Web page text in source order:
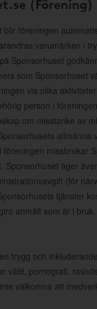
(Förening)
föreningen
varumärken i
Sponsorhuset
som Sponsorhuset
via olika
person i
om misstanke av
allmänna
missbrukar
äger
(för
tjänster
anmält som är i
trygg och
våld, pornografi,
välkomna att